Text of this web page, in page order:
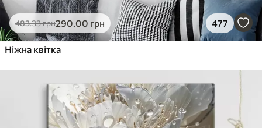
483.33грн290.00 грн 477
Ніжна квітка